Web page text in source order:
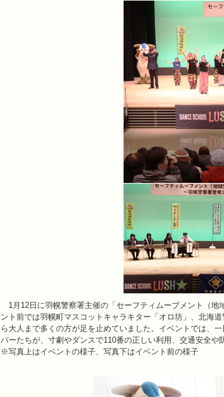
1月12日に羽幌警察署主催の「セーフティムーブメント（地
ント前では羽幌町マスコットキャラキター「オロ坊」、北海
ら大人まで多くの方が足を止めていました。イベントでは、
バーたちが、寸劇やダンスで110番の正しい利用、交通安全や
※写真上はイベントの様子、写真下はイベント前の様子